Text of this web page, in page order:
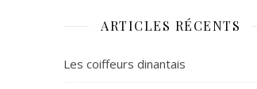
ARTICLES RÉCENTS
Les coiffeurs dinantais